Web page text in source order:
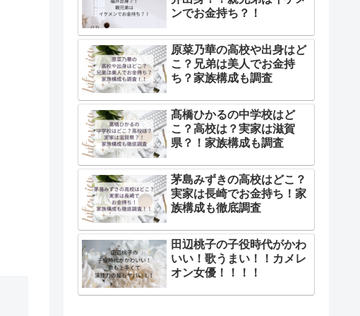
ンでお金持ち？！
原菜乃華の高校や出身はど
こ？兄弟は美人でお金持
ち？家族構成も調査
髙橋ひかるの中学校はど
こ？高校は？実家は滋賀
県？！家族構成も調査
茅島みずきの高校はどこ？
実家は長崎でお金持ち！家
族構成も徹底調査
田辺桃子の子役時代がかわ
いい！歌うまい！！カメレ
オン女優！！！！